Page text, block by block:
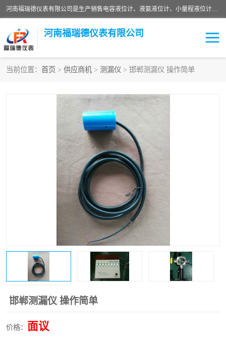
河南福瑞德仪表有限公司是生产销售电容液位计、液氨液位计、小量程液位计定制、智能锅炉水位计、液氮液位计等；并在产品开发、研制的过程中，吸取国内外仪器仪表的技术精华，建立了一支高、精、尖的科研开发队伍，使产品性能不断升级。
河南福瑞德仪表有限公司
当前位置： 首页 > 供应商机 > 测漏仪 > 邯郸测漏仪 操作简单
邯郸测漏仪 操作简单
价格： 面议
流量传感器
液氮液位计
液位计传感器定制
物位计
测漏仪
锅炉水位计
智能锅炉水位计 电容液位计